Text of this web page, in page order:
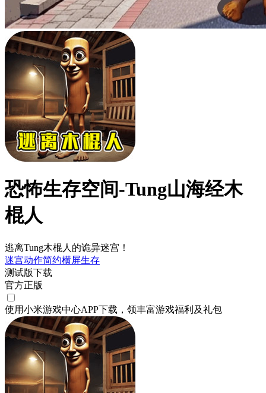
恐怖生存空间-Tung山海经木
棍人
逃离Tung木棍人的诡异迷宫！
迷宫动作简约横屏生存
测试版下载
官方正版
使用小米游戏中心APP下载 ，领丰富游戏福利 及礼包